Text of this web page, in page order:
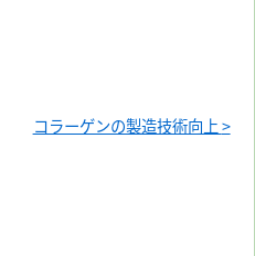
コラーゲンの製造技術向上>